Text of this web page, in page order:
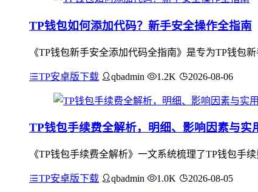
TP钱包如何添加代码？新手安全操作全指南
《TP钱包新手安全添加代码全指南》是专为TP钱包
TP安卓版下载 qbadmin 1.2K 2026-08-06
TP钱包手续费全解析，明细、影响因素与实
《TP钱包手续费全解析》一文系统梳理了TP钱包手
TP安卓版下载 qbadmin 1.0K 2026-08-05